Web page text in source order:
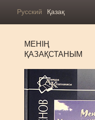
Русский Қазақ
МЕНІҢ
ҚАЗАҚСТАНЫМ